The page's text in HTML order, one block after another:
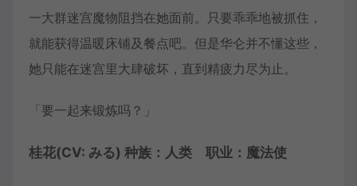
一大群迷宫魔物阻挡在她面前。只要乖乖地被抓住，
就能获得温暖床铺及餐点吧。但是华仑并不懂这些，
她只能在迷宫里大肆破坏，直到精疲力尽为止。
「要一起来锻炼吗？」
桂花(CV: みる) 种族：人类 职业：魔法使